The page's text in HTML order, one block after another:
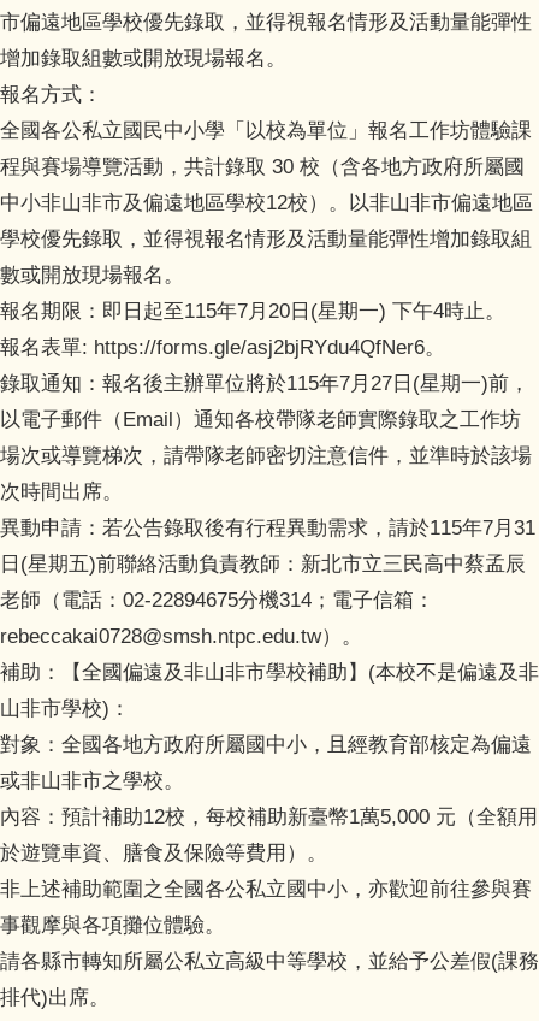
市偏遠地區學校優先錄取，並得視報名情形及活動量能彈性
增加錄取組數或開放現場報名。
報名方式：
全國各公私立國民中小學「以校為單位」報名工作坊體驗課
程與賽場導覽活動，共計錄取 30 校（含各地方政府所屬國
中小非山非市及偏遠地區學校12校）。以非山非市偏遠地區
學校優先錄取，並得視報名情形及活動量能彈性增加錄取組
數或開放現場報名。
報名期限：即日起至115年7月20日(星期一) 下午4時止。
報名表單: https://forms.gle/asj2bjRYdu4QfNer6。
錄取通知：報名後主辦單位將於115年7月27日(星期一)前，
以電子郵件（Email）通知各校帶隊老師實際錄取之工作坊
場次或導覽梯次，請帶隊老師密切注意信件，並準時於該場
次時間出席。
異動申請：若公告錄取後有行程異動需求，請於115年7月31
日(星期五)前聯絡活動負責教師：新北市立三民高中蔡孟辰
老師（電話：02-22894675分機314；電子信箱：
rebeccakai0728@smsh.ntpc.edu.tw）。
補助：【全國偏遠及非山非市學校補助】(本校不是偏遠及非
山非市學校)：
對象：全國各地方政府所屬國中小，且經教育部核定為偏遠
或非山非市之學校。
內容：預計補助12校，每校補助新臺幣1萬5,000 元（全額用
於遊覽車資、膳食及保險等費用）。
非上述補助範圍之全國各公私立國中小，亦歡迎前往參與賽
事觀摩與各項攤位體驗。
請各縣市轉知所屬公私立高級中等學校，並給予公差假(課務
排代)出席。